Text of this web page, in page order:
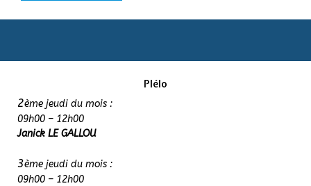
Plélo
2ème jeudi du mois :
09h00 – 12h00
Janick LE GALLOU
3ème jeudi du mois :
09h00 – 12h00